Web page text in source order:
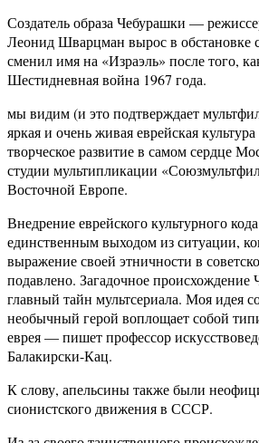
Создатель образа Чебурашки —
Леонид Шварцман вырос в обстановке
сменил имя на «Израэль» после того,
Шестидневная война 1967 года.
мы видим (и это подтверждает
яркая и очень живая еврейская
творческое развитие в самом сердце
студии мультипликации
Восточной Европе.
Внедрение еврейского культурного
единственным выходом из ситуации,
выражение своей этничности в
подавлено. Загадочное
главный тайн мультсериала. Моя идея
необычный герой воплощает собой
еврея — пишет профессор
Балакирски-Кац.
К слову, апельсины также были
сионистского движения в СССР.